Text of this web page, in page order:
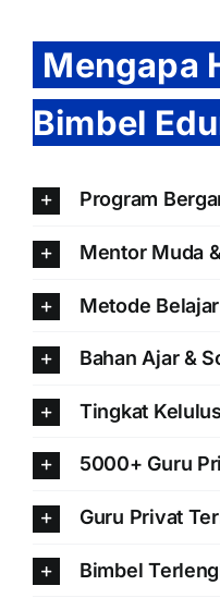
Mengapa
Bimbel
Program
Mentor Muda
Metode
Bahan Ajar &
Tingkat
5000+ Guru
Guru Privat
Bimbel